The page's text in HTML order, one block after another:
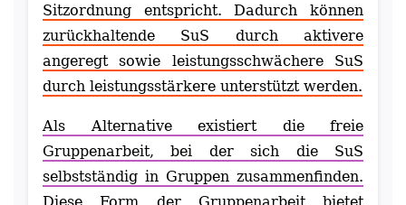
Sitzordnung entspricht. Dadurch können
zurückhaltende SuS durch aktivere
angeregt sowie leistungsschwächere SuS
durch leistungsstärkere unterstützt werden.
Als Alternative existiert die freie
Gruppenarbeit, bei der sich die SuS
selbstständig in Gruppen zusammenfinden.
Diese Form der Gruppenarbeit bietet